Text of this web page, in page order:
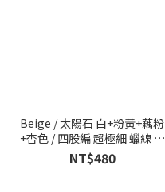
Beige / 太陽石 白+粉黃+藕粉
+杏色 / 四股編 超極細 蠟線 幸
運繩
NT$480